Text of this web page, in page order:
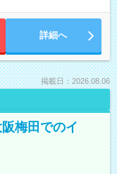
詳細へ
掲載日：2026.08.06
梅田でのイ